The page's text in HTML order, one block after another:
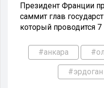
Президент Франции
саммит глав
который проводится
#анкара
#эрдоган